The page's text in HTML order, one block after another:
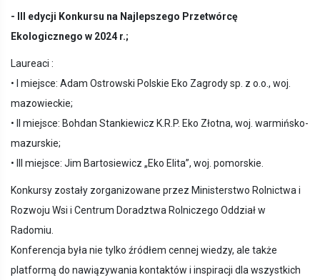
- III edycji Konkursu na Najlepszego Przetwórcę
Ekologicznego w 2024 r.;
Laureaci :
• I miejsce: Adam Ostrowski Polskie Eko Zagrody sp. z o.o., woj.
mazowieckie;
• II miejsce: Bohdan Stankiewicz K.R.P. Eko Złotna, woj. warmińsko-
mazurskie;
• III miejsce: Jim Bartosiewicz „Eko Elita”, woj. pomorskie.
Konkursy zostały zorganizowane przez Ministerstwo Rolnictwa i
Rozwoju Wsi i Centrum Doradztwa Rolniczego Oddział w
Radomiu.
Konferencja była nie tylko źródłem cennej wiedzy, ale także
platformą do nawiązywania kontaktów i inspiracji dla wszystkich